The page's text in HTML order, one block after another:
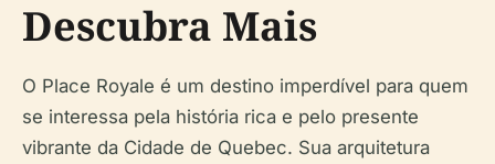
Descubra Mais
O Place Royale é um destino imperdível para quem
se interessa pela história rica e pelo presente
vibrante da Cidade de Quebec. Sua arquitetura